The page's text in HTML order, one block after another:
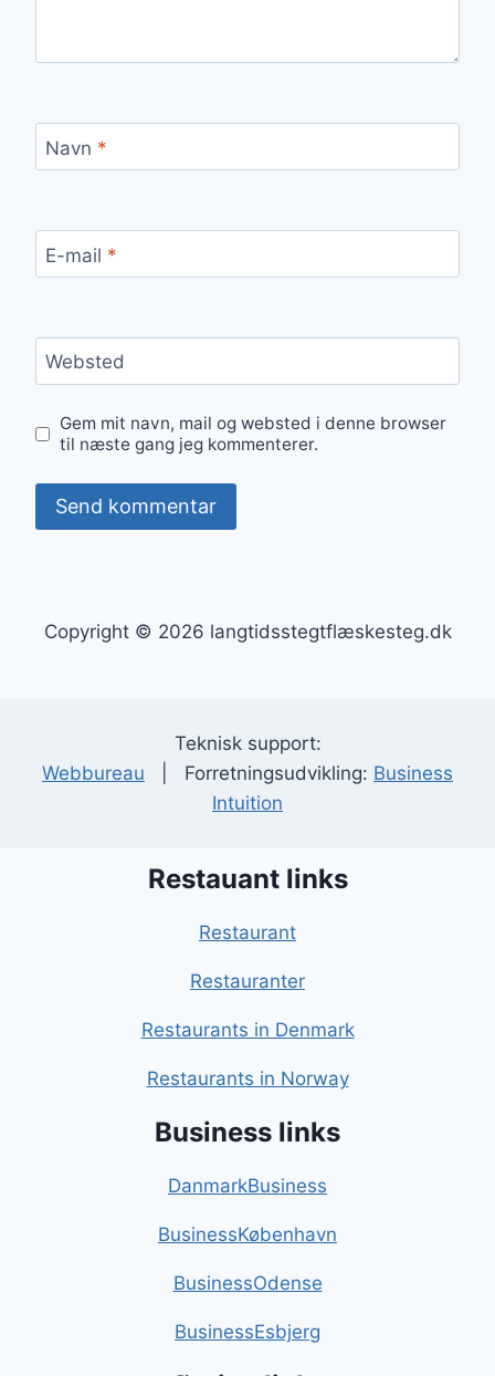
Navn *
E-mail *
Websted
Gem mit navn, mail og websted i denne browser
til næste gang jeg kommenterer.
Copyright © 2026 langtidsstegtflæskesteg.dk
Teknisk support:
Webbureau | Forretningsudvikling: Business
Intuition
Restauant links
Restaurant
Restauranter
Restaurants in Denmark
Restaurants in Norway
Business links
DanmarkBusiness
BusinessKøbenhavn
BusinessOdense
BusinessEsbjerg